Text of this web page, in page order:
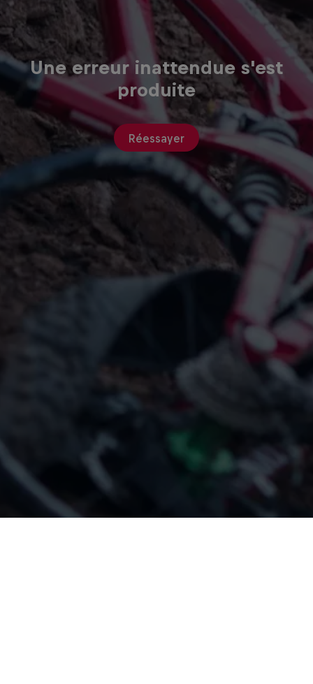
Une erreur inattendue s'est
produite
Réessayer